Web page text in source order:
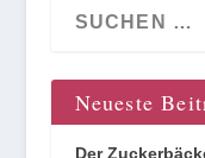
Neueste
Der